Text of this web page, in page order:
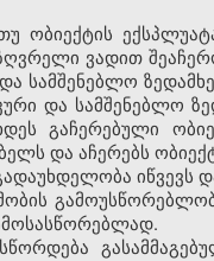
თუ ობიექტის
ვადით
და სამშენებლო
და სამშენებლო
გაჩერებული
და აჩერებს
იწვევს